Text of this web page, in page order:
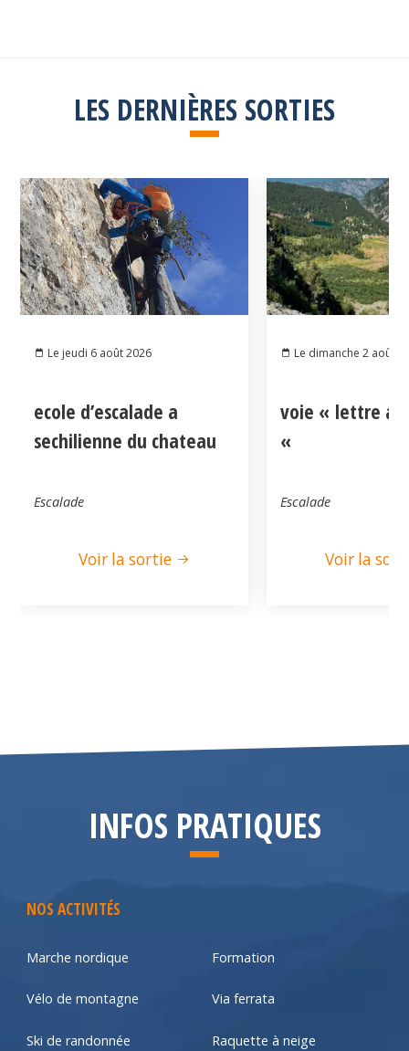
LES DERNIÈRES SORTIES
Le jeudi 6 août 2026
ecole d’escalade a
sechilienne du chateau
Escalade
Voir la sortie
Le dimanche 2 août
voie « lettre
«
Escalade
Voir la
INFOS PRATIQUES
NOS ACTIVITÉS
Marche nordique Formation
Vélo de montagne Via ferrata
Ski de randonnée Raquette à neige